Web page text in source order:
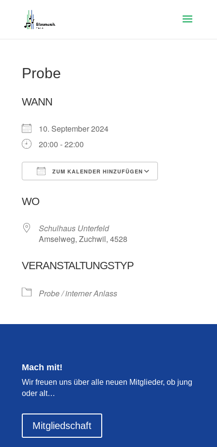
Probe
WANN
10. September 2024
20:00 - 22:00
ZUM KALENDER HINZUFÜGEN
WO
Schulhaus Unterfeld
Amselweg, Zuchwil, 4528
VERANSTALTUNGSTYP
Probe / interner Anlass
Mach mit!
Wir freuen uns über alle neuen Mitglieder, ob jung
oder alt…
Mitgliedschaft